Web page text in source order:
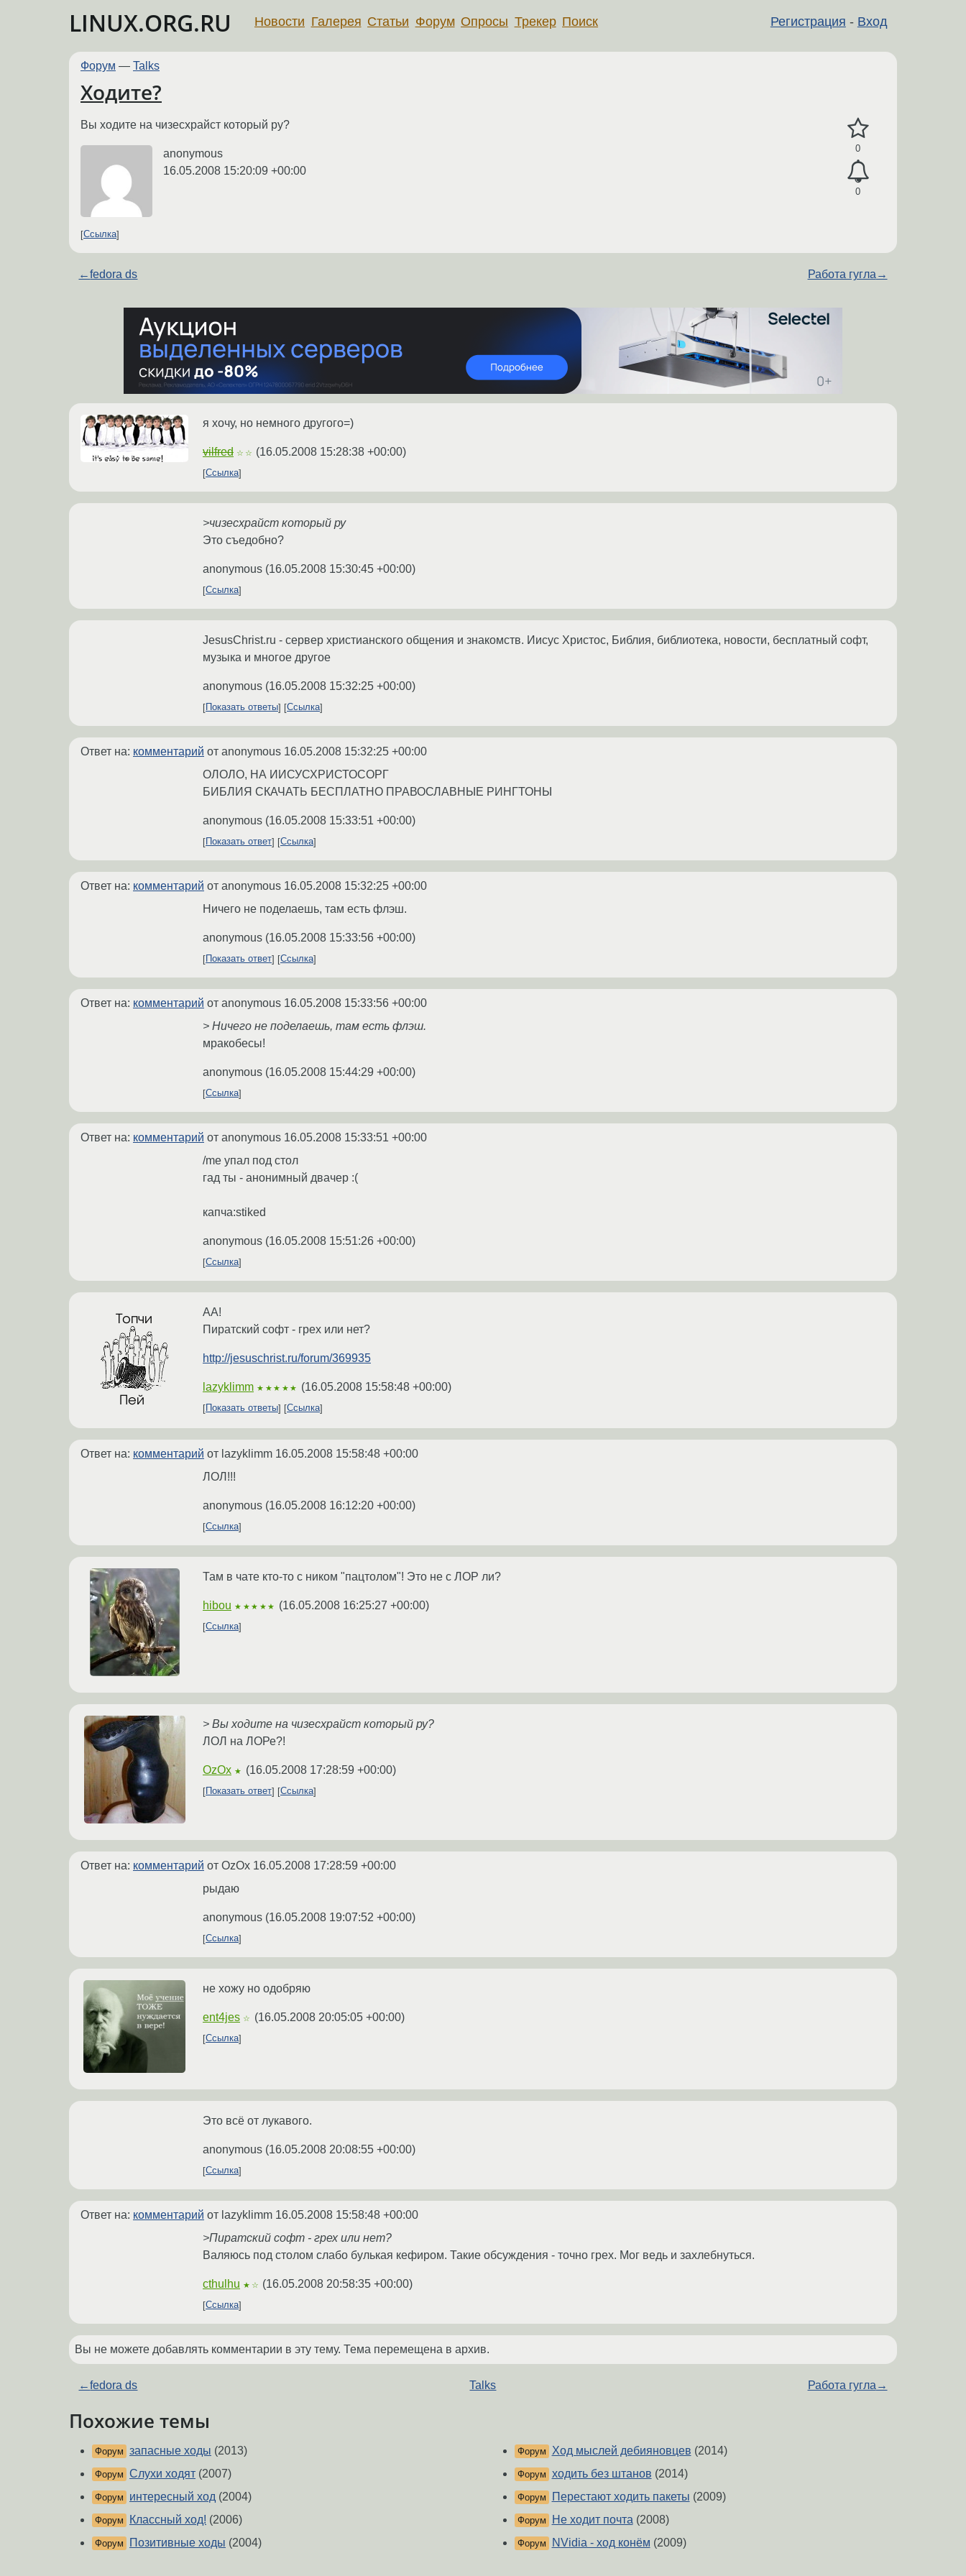
LINUX.ORG.RU Регистрация - Вход
Новости Галерея Статьи Форум Опросы Трекер Поиск
Форум — Talks
Ходите?
0
0
Вы ходите на чизесхрайст который ру?
anonymous
16.05.2008 15:20:09 +00:00
Ссылка
←fedora ds Работа гугла →
я хочу, но немного другого=)
vilfred ☆☆ (16.05.2008 15:28:38 +00:00)
Ссылка
>чизесхрайст который ру
Это съедобно?
anonymous (16.05.2008 15:30:45 +00:00)
Ссылка
JesusChrist.ru - сервер христианского общения и знакомств. Иисус Христос, Библия, библиотека, новости, бесплатный софт,
музыка и многое другое
anonymous (16.05.2008 15:32:25 +00:00)
Показать ответы Ссылка
Ответ на: комментарий от anonymous 16.05.2008 15:32:25 +00:00
ОЛОЛО, НА ИИСУСХРИСТОСОРГ
БИБЛИЯ СКАЧАТЬ БЕСПЛАТНО ПРАВОСЛАВНЫЕ РИНГТОНЫ
anonymous (16.05.2008 15:33:51 +00:00)
Показать ответ Ссылка
Ответ на: комментарий от anonymous 16.05.2008 15:32:25 +00:00
Ничего не поделаешь, там есть флэш.
anonymous (16.05.2008 15:33:56 +00:00)
Показать ответ Ссылка
Ответ на: комментарий от anonymous 16.05.2008 15:33:56 +00:00
> Ничего не поделаешь, там есть флэш.
мракобесы!
anonymous (16.05.2008 15:44:29 +00:00)
Ссылка
Ответ на: комментарий от anonymous 16.05.2008 15:33:51 +00:00
/me упал под стол
гад ты - анонимный двачер :(
капча:stiked
anonymous (16.05.2008 15:51:26 +00:00)
Ссылка
АА!
Пиратский софт - грех или нет?
http://jesuschrist.ru/forum/369935
lazyklimm ★★★★★ (16.05.2008 15:58:48 +00:00)
Показать ответы Ссылка
Ответ на: комментарий от lazyklimm 16.05.2008 15:58:48 +00:00
ЛОЛ!!!
anonymous (16.05.2008 16:12:20 +00:00)
Ссылка
Там в чате кто-то с ником "пацтолом"! Это не с ЛОР ли?
hibou ★★★★★ (16.05.2008 16:25:27 +00:00)
Ссылка
> Вы ходите на чизесхрайст который ру?
ЛОЛ на ЛОРе?!
OzOx ★ (16.05.2008 17:28:59 +00:00)
Показать ответ Ссылка
Ответ на: комментарий от OzOx 16.05.2008 17:28:59 +00:00
рыдаю
anonymous (16.05.2008 19:07:52 +00:00)
Ссылка
не хожу но одобряю
ent4jes ☆ (16.05.2008 20:05:05 +00:00)
Ссылка
Это всё от лукавого.
anonymous (16.05.2008 20:08:55 +00:00)
Ссылка
Ответ на: комментарий от lazyklimm 16.05.2008 15:58:48 +00:00
>Пиратский софт - грех или нет?
Валяюсь под столом слабо булькая кефиром. Такие обсуждения - точно грех. Мог ведь и захлебнуться.
cthulhu ★☆ (16.05.2008 20:58:35 +00:00)
Ссылка
Вы не можете добавлять комментарии в эту тему. Тема перемещена в архив.
←fedora ds Talks Работа гугла →
Похожие темы
Форум запасные ходы (2013)
Форум Слухи ходят (2007)
Форум интересный ход (2004)
Форум Классный ход! (2006)
Форум Позитивные ходы (2004)
Форум Ход мыслей дебияновцев (2014)
Форум ходить без штанов (2014)
Форум Перестают ходить пакеты (2009)
Форум Не ходит почта(2008)
Форум NVidia - ход конём (2009)